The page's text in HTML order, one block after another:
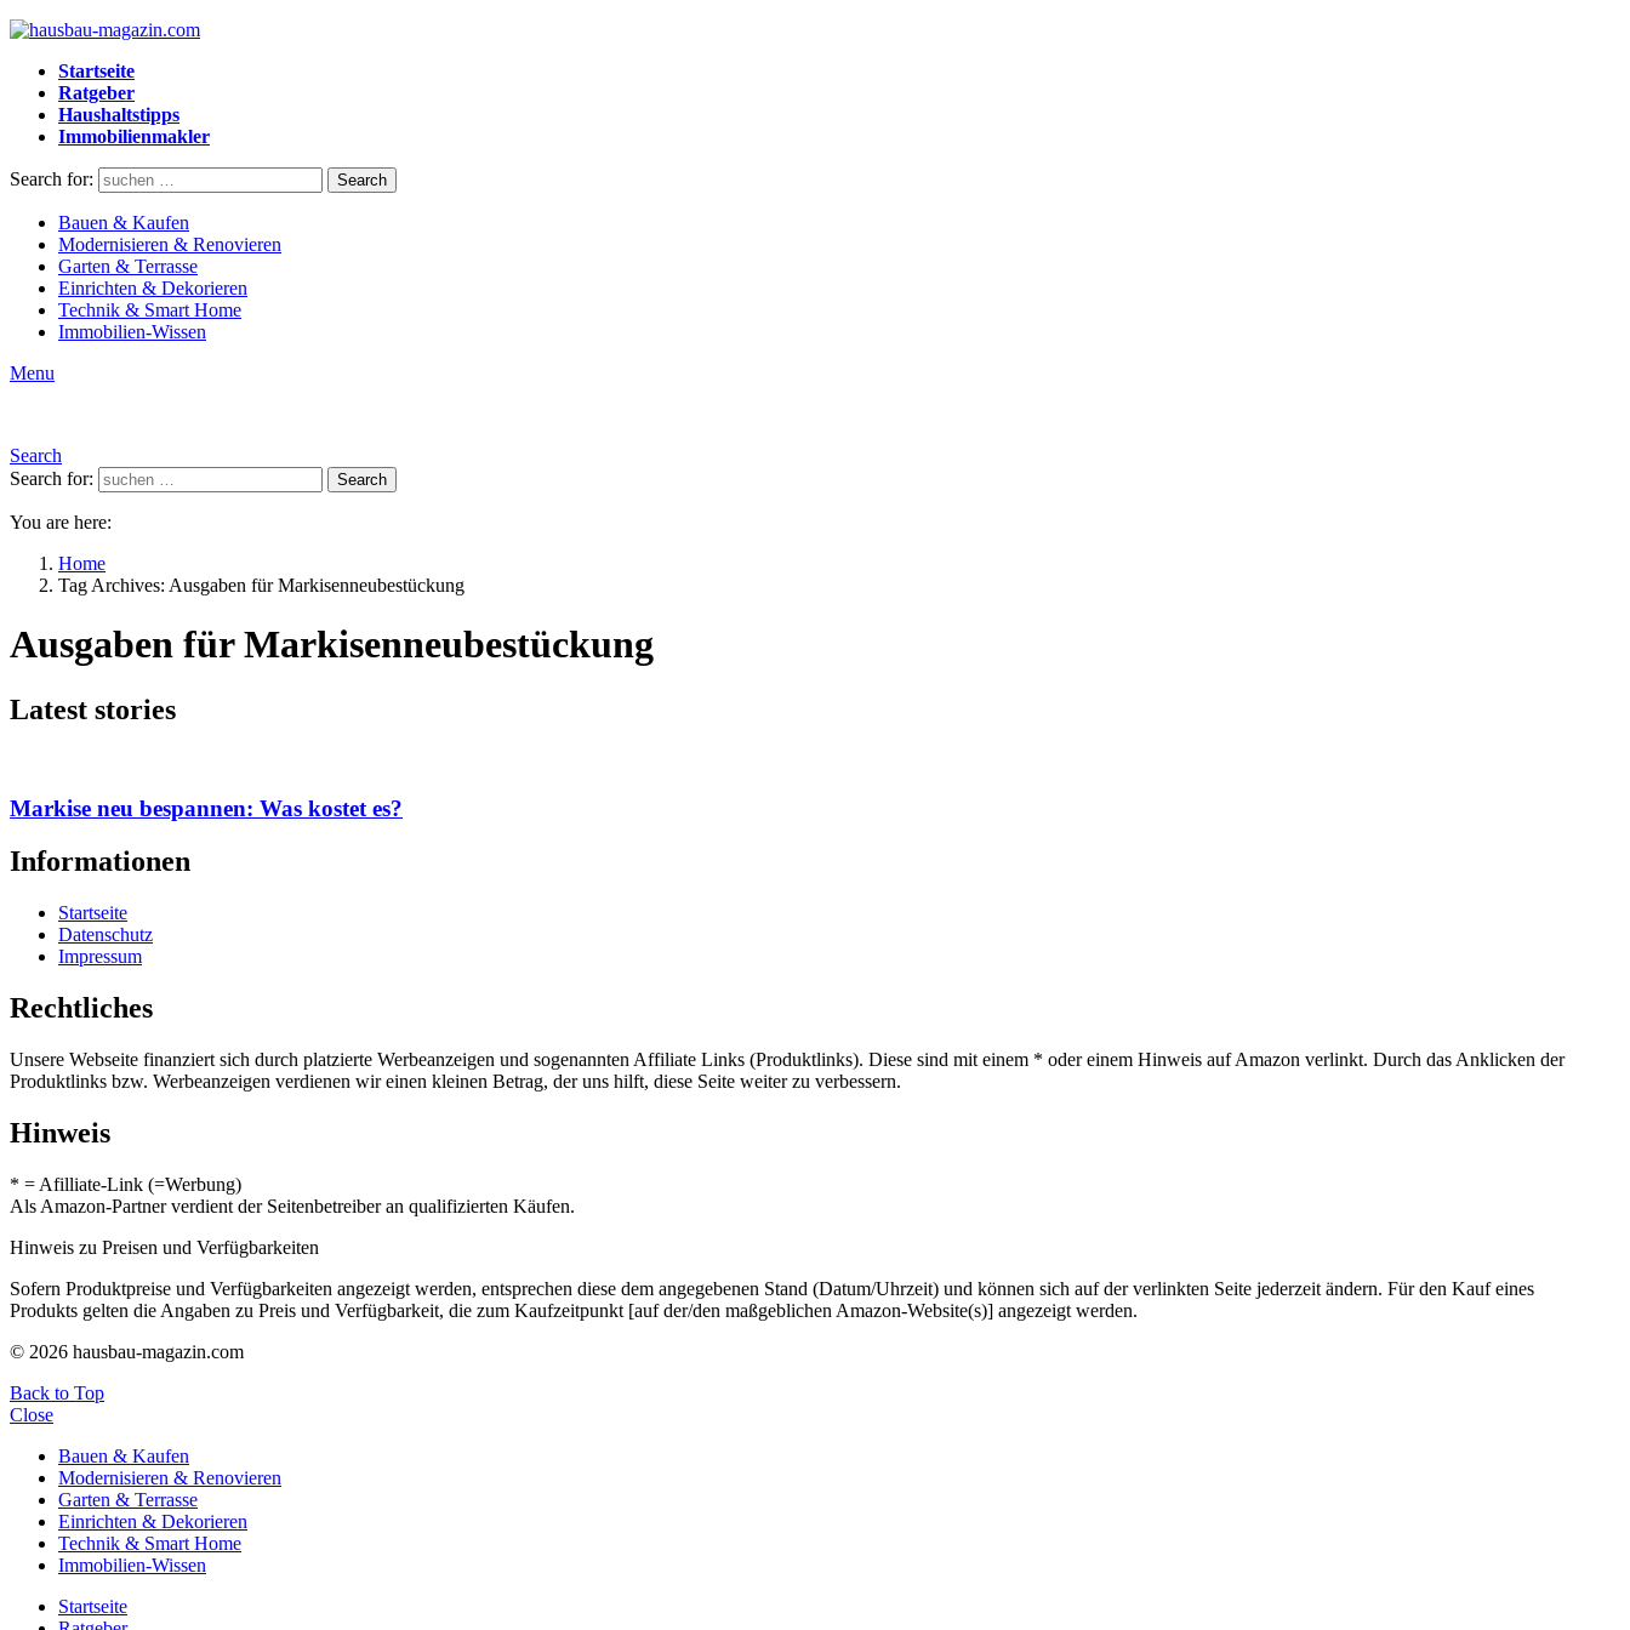
Startseite
Ratgeber
Haushaltstipps
Immobilienmakler
Search for: Search
Bauen & Kaufen
Modernisieren & Renovieren
Garten & Terrasse
Einrichten & Dekorieren
Technik & Smart Home
Immobilien-Wissen
Menu
Search
Search for:
Search
You are here:
Home
Tag Archives: Ausgaben für Markisenneubestückung
Ausgaben für Markisenneubestückung
Latest stories
Markise neu bespannen: Was kostet es?
Informationen
Startseite
Datenschutz
Impressum
Rechtliches
Unsere Webseite finanziert sich durch platzierte Werbeanzeigen und sogenannten Affiliate Links (Produktlinks). Diese sind mit einem * oder einem Hinweis auf Amazon verlinkt. Durch das Anklicken der
Produktlinks bzw. Werbeanzeigen verdienen wir einen kleinen Betrag, der uns hilft, diese Seite weiter zu verbessern.
Hinweis
* = Afilliate-Link (=Werbung)
Als Amazon-Partner verdient der Seitenbetreiber an qualifizierten Käufen.
Hinweis zu Preisen und Verfügbarkeiten
Sofern Produktpreise und Verfügbarkeiten angezeigt werden, entsprechen diese dem angegebenen Stand (Datum/Uhrzeit) und können sich auf der verlinkten Seite jederzeit ändern. Für den Kauf eines
Produkts gelten die Angaben zu Preis und Verfügbarkeit, die zum Kaufzeitpunkt [auf der/den maßgeblichen Amazon-Website(s)] angezeigt werden.
© 2026 hausbau-magazin.com
Back to Top
Close
Bauen & Kaufen
Modernisieren & Renovieren
Garten & Terrasse
Einrichten & Dekorieren
Technik & Smart Home
Immobilien-Wissen
Startseite